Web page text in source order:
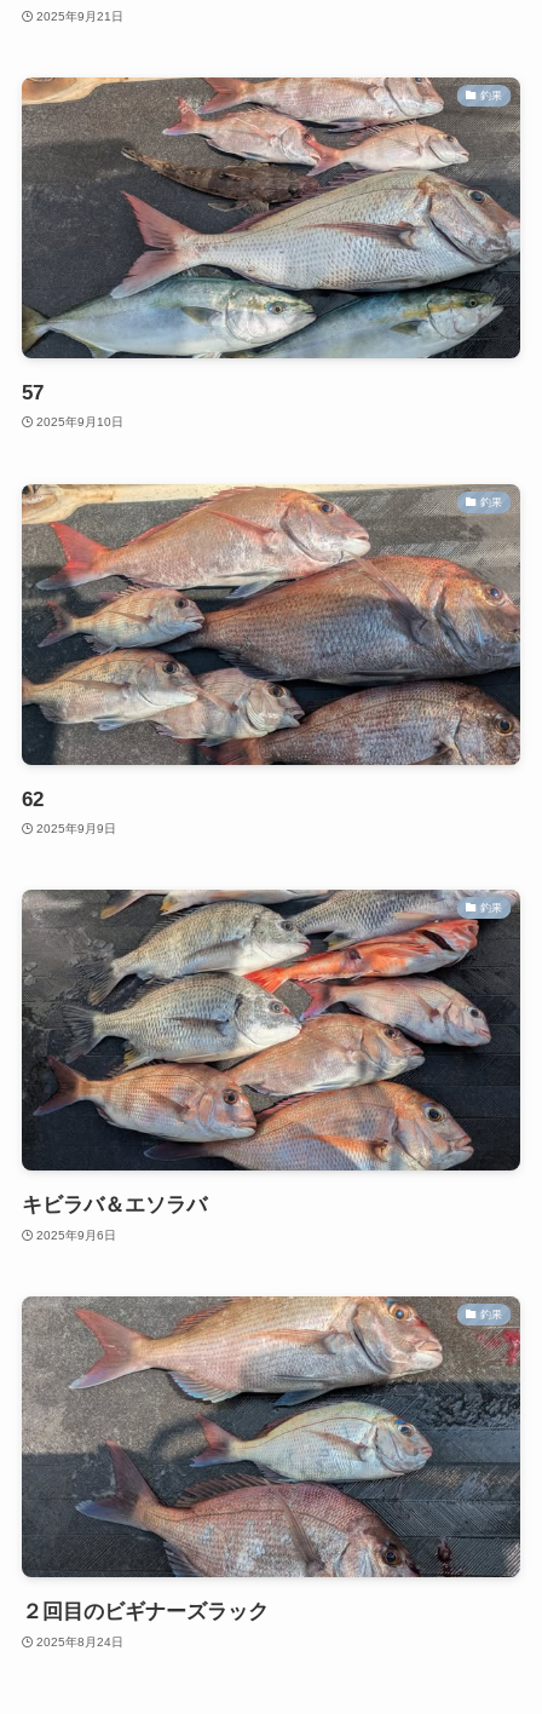
2025年9月21日
釣果
57
2025年9月10日
釣果
62
2025年9月9日
釣果
キビラバ＆エソラバ
2025年9月6日
釣果
２回目のビギナーズラック
2025年8月24日